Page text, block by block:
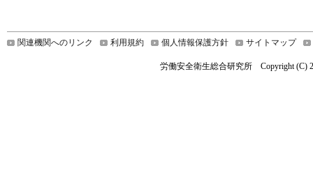
関連機関へのリンク 利用規約 個人情報保護方針 サイトマップ
労働安全衛生総合研究所 Copyright (C)